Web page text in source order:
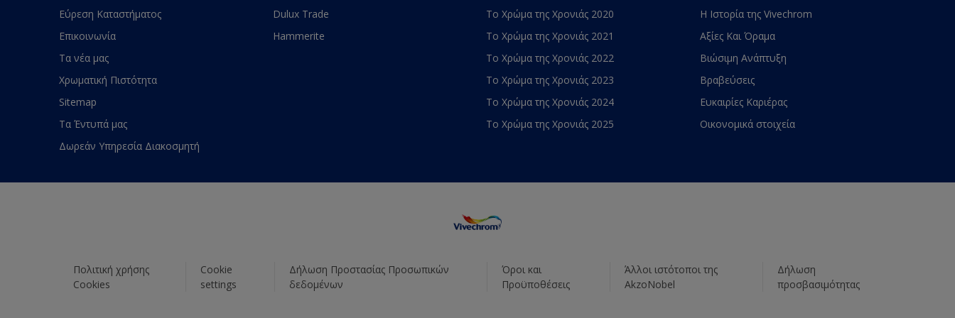
Εύρεση Καταστήματος
Επικοινωνία
Τα νέα μας
Χρωματική Πιστότητα
Sitemap
Τα Έντυπά μας
Δωρεάν Υπηρεσία Διακοσμητή
Dulux Trade
Hammerite
Το Χρώμα της Χρονιάς 2020
Το Χρώμα της Χρονιάς 2021
Το Χρώμα της Χρονιάς 2022
Το Χρώμα της Χρονιάς 2023
Το Χρώμα της Χρονιάς 2024
Το Χρώμα της Χρονιάς 2025
Η Ιστορία της Vivechrom
Αξίες Και Όραμα
Βιώσιμη Ανάπτυξη
Βραβεύσεις
Ευκαιρίες Καριέρας
Οικονομικά στοιχεία
Πολιτική χρήσης
Cookies
Cookie
settings
Δήλωση Προστασίας Προσωπικών
δεδομένων
Όροι και
Προϋποθέσεις
Άλλοι ιστότοποι της
AkzoNobel
Δήλωση
προσβασιμότητας